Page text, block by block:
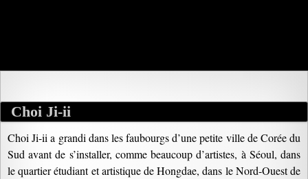
Choi Ji-ii
Choi Ji-ii a grandi dans les faubourgs d’une petite ville de Corée du
Sud avant de s’installer, comme beaucoup d’artistes, à Séoul, dans
le quartier étudiant et artistique de Hongdae, dans le Nord-Ouest de